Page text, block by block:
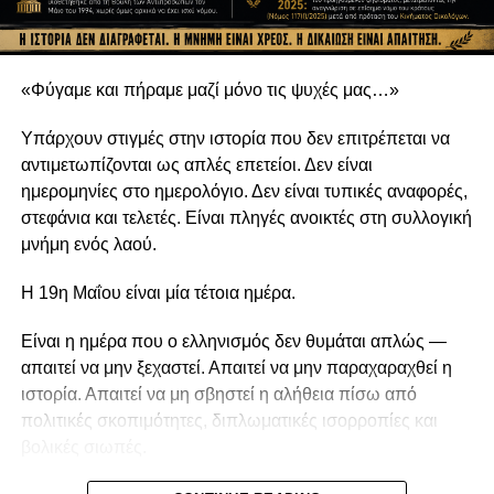
μπορεί να πείσει μια κοινωνία η οποία παρακολουθεί
πλέον με αυξανόμενη δυσπιστία τη λειτουργία των
θεσμών.
Η ουσία δεν είναι αν η υπόθεση αφορά έναν πρώην
αρχηγό κόμματος.
Ούτε αν οι καταγγελίες τελικά θα επιβεβαιωθούν ή θα
καταρρεύσουν στο δικαστήριο.
Η ουσία είναι αν η Κυπριακή Δημοκρατία διαθέτει
μηχανισμούς που μπορούν να διερευνούν σοβαρές
υποθέσεις χωρίς σκιές, χωρίς καθυστερήσεις και χωρίς
να δημιουργείται η εντύπωση ότι οι ίδιοι θεσμοί καλούνται
κάθε φορά να αξιολογήσουν τα δικά τους λάθη.
Πρέπει και να εμπνέει εμπιστοσύνη.
«Φύγαμε και πήραμε μαζί μόνο τις ψυχές μας…»
Υπάρχουν στιγμές στην ιστορία που δεν επιτρέπεται να
αντιμετωπίζονται ως απλές επετείοι. Δεν είναι
ημερομηνίες στο ημερολόγιο. Δεν είναι τυπικές αναφορές,
στεφάνια και τελετές. Είναι πληγές ανοικτές στη συλλογική
μνήμη ενός λαού.
Η 19η Μαΐου είναι μία τέτοια ημέρα.
Είναι η ημέρα που ο ελληνισμός δεν θυμάται απλώς —
απαιτεί να μην ξεχαστεί. Απαιτεί να μην παραχαραχθεί η
ιστορία. Απαιτεί να μη σβηστεί η αλήθεια πίσω από
πολιτικές σκοπιμότητες, διπλωματικές ισορροπίες και